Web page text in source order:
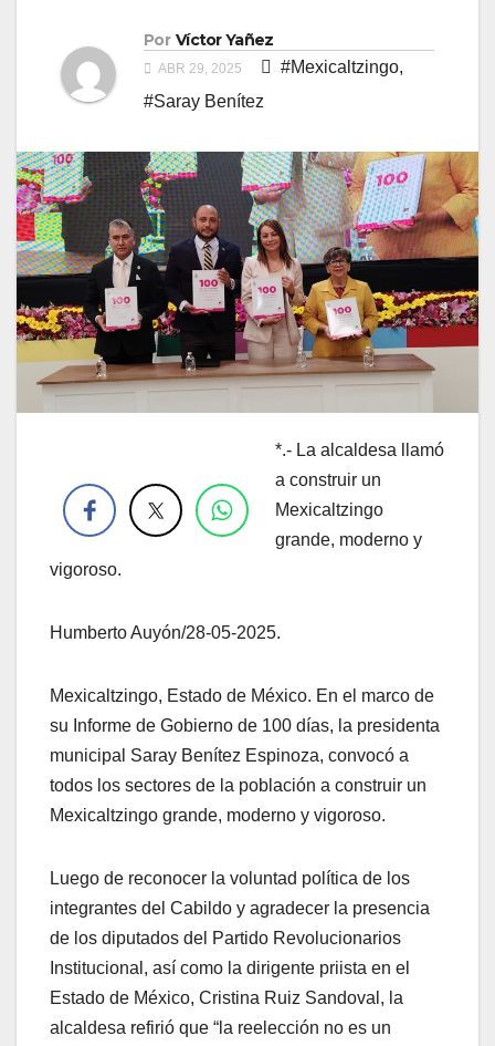
Por Víctor Yañez
ABR 29, 2025 #Mexicaltzingo,
#Saray Benítez
*.- La alcaldesa llamó
a construir un
Mexicaltzingo
grande, moderno y
vigoroso.
Humberto Auyón/28-05-2025.
Mexicaltzingo, Estado de México. En el marco de
su Informe de Gobierno de 100 días, la presidenta
municipal Saray Benítez Espinoza, convocó a
todos los sectores de la población a construir un
Mexicaltzingo grande, moderno y vigoroso.
Luego de reconocer la voluntad política de los
integrantes del Cabildo y agradecer la presencia
de los diputados del Partido Revolucionarios
Institucional, así como la dirigente priista en el
Estado de México, Cristina Ruiz Sandoval, la
alcaldesa refirió que “la reelección no es un